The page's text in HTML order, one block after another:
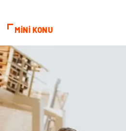
Bakım
Sağlık Haberleri
Spor Malzemeleri
MİNİ KONU